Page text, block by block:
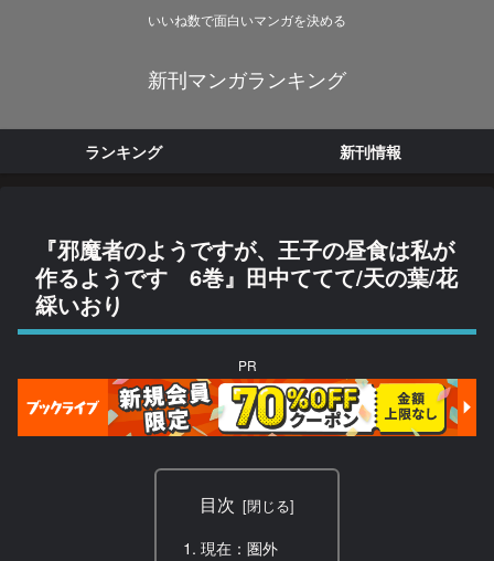
いいね数で面白いマンガを決める
新刊マンガランキング
ランキング 新刊情報
『邪魔者のようですが、王子の昼食は私が
作るようです 6巻』田中ててて/天の葉/花
綵いおり
PR
目次
現在：圏外